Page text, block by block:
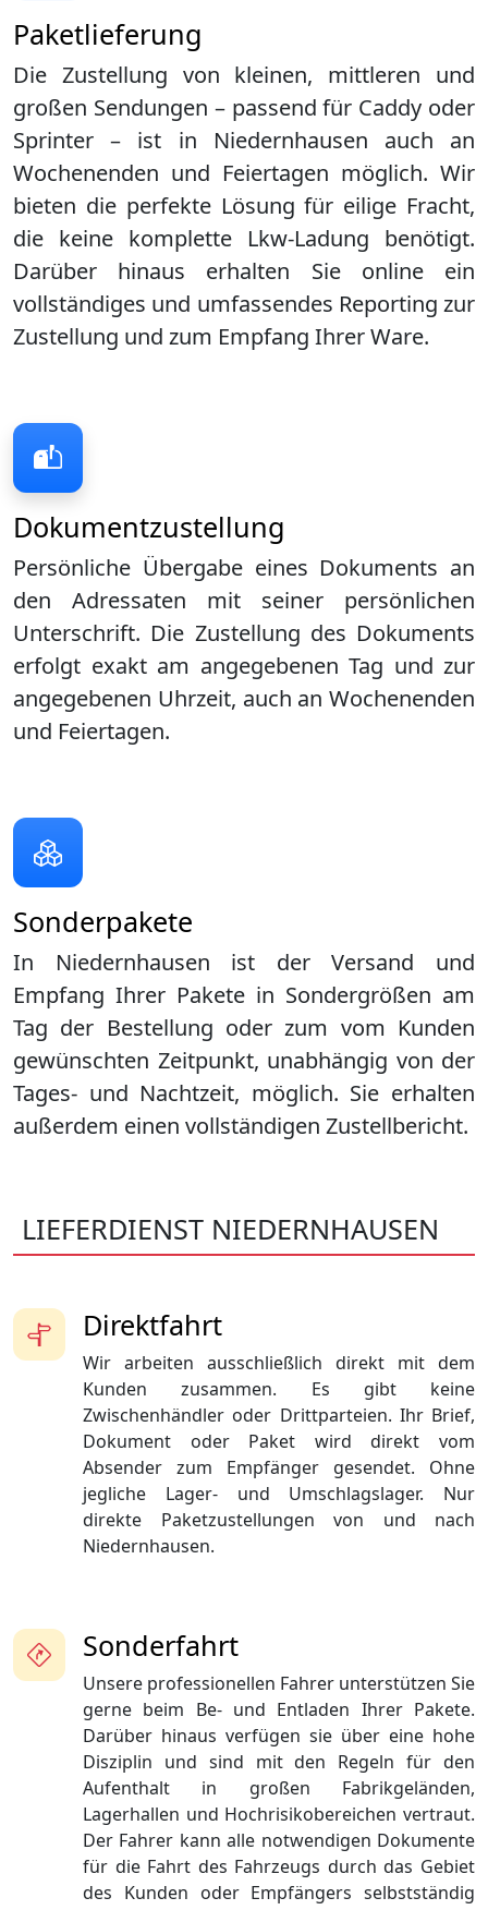
Dokumentzustellung
Persönliche Übergabe eines Dokuments an
den Adressaten mit seiner persönlichen
Unterschrift. Die Zustellung des Dokuments
erfolgt exakt am angegebenen Tag und zur
angegebenen Uhrzeit, auch an Wochenenden
und Feiertagen.
Paketlieferung
Die Zustellung von kleinen, mittleren und
großen Sendungen – passend für Caddy oder
Sprinter – ist in Niedernhausen auch an
Wochenenden und Feiertagen möglich. Wir
bieten die perfekte Lösung für eilige Fracht,
die keine komplette Lkw-Ladung benötigt.
Darüber hinaus erhalten Sie online ein
vollständiges und umfassendes Reporting zur
Zustellung und zum Empfang Ihrer Ware.
Sonderpakete
In Niedernhausen ist der Versand und
Empfang Ihrer Pakete in Sondergrößen am
Tag der Bestellung oder zum vom Kunden
gewünschten Zeitpunkt, unabhängig von der
Tages- und Nachtzeit, möglich. Sie erhalten
außerdem einen vollständigen Zustellbericht.
LIEFERDIENST NIEDERNHAUSEN
Sonderfahrt
Unsere professionellen Fahrer unterstützen Sie
gerne beim Be- und Entladen Ihrer Pakete.
Darüber hinaus verfügen sie über eine hohe
Disziplin und sind mit den Regeln für den
Aufenthalt in großen Fabrikgeländen,
Lagerhallen und Hochrisikobereichen vertraut.
Der Fahrer kann alle notwendigen Dokumente
für die Fahrt des Fahrzeugs durch das Gebiet
des Kunden oder Empfängers selbstständig
Direktfahrt
Wir arbeiten ausschließlich direkt mit dem
Kunden zusammen. Es gibt keine
Zwischenhändler oder Drittparteien. Ihr Brief,
Dokument oder Paket wird direkt vom
Absender zum Empfänger gesendet. Ohne
jegliche Lager- und Umschlagslager. Nur
direkte Paketzustellungen von und nach
Niedernhausen.